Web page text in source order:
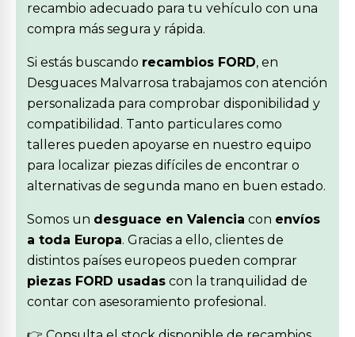
recambio adecuado para tu vehículo con una
compra más segura y rápida.
Si estás buscando recambios FORD, en
Desguaces Malvarrosa trabajamos con atención
personalizada para comprobar disponibilidad y
compatibilidad. Tanto particulares como
talleres pueden apoyarse en nuestro equipo
para localizar piezas difíciles de encontrar o
alternativas de segunda mano en buen estado.
Somos un desguace en Valencia con envíos
a toda Europa. Gracias a ello, clientes de
distintos países europeos pueden comprar
piezas FORD usadas con la tranquilidad de
contar con asesoramiento profesional.